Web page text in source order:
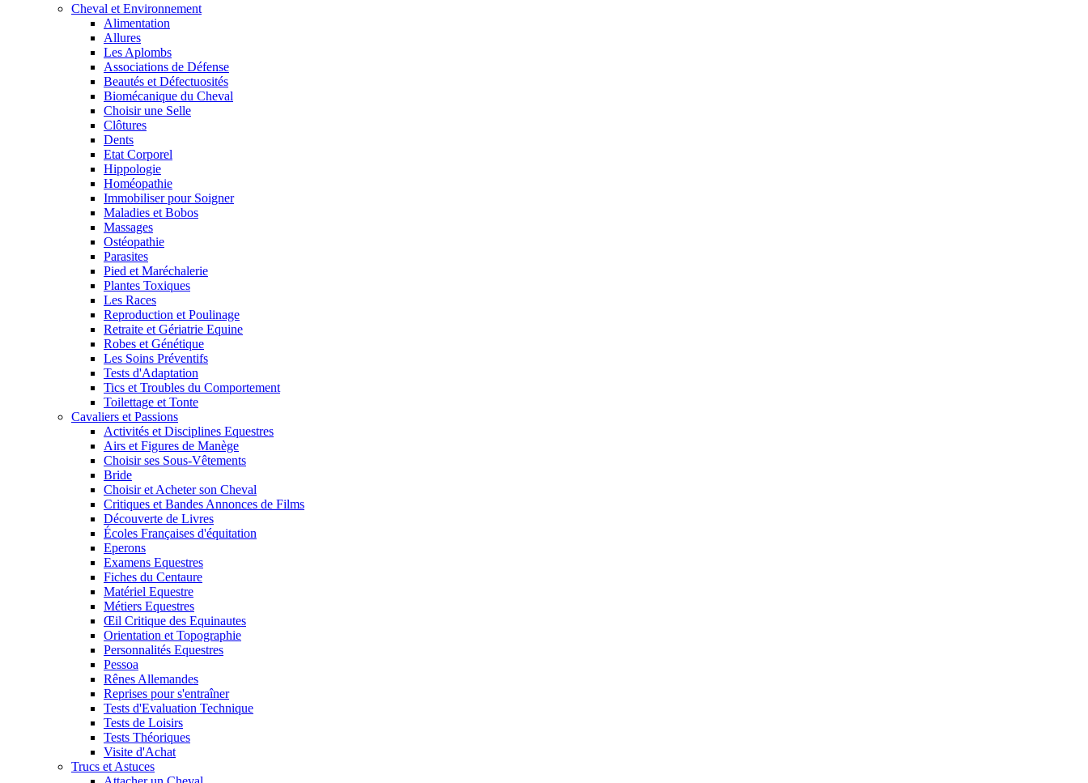
Cheval et Environnement
Alimentation
Allures
Les Aplombs
Associations de Défense
Beautés et Défectuosités
Biomécanique du Cheval
Choisir une Selle
Clôtures
Dents
Etat Corporel
Hippologie
Homéopathie
Immobiliser pour Soigner
Maladies et Bobos
Massages
Ostéopathie
Parasites
Pied et Maréchalerie
Plantes Toxiques
Les Races
Reproduction et Poulinage
Retraite et Gériatrie Equine
Robes et Génétique
Les Soins Préventifs
Tests d'Adaptation
Tics et Troubles du Comportement
Toilettage et Tonte
Cavaliers et Passions
Activités et Disciplines Equestres
Airs et Figures de Manège
Choisir ses Sous-Vêtements
Bride
Choisir et Acheter son Cheval
Critiques et Bandes Annonces de Films
Découverte de Livres
Écoles Françaises d'équitation
Eperons
Examens Equestres
Fiches du Centaure
Matériel Equestre
Métiers Equestres
Œil Critique des Equinautes
Orientation et Topographie
Personnalités Equestres
Pessoa
Rênes Allemandes
Reprises pour s'entraîner
Tests d'Evaluation Technique
Tests de Loisirs
Tests Théoriques
Visite d'Achat
Trucs et Astuces